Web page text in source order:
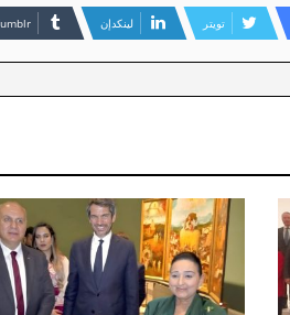
تويتر لينكدإن